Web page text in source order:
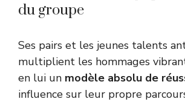
du groupe
Ses pairs et les jeunes talents
multiplient les hommages
en lui un modèle absolu de
influence sur leur propre